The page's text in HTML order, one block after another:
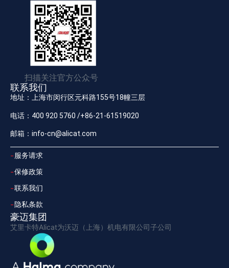
扫描关注官方公众号
联系我们
地址：上海市闵行区元科路155号18幢三层
电话：400 920 5760 /+86-21-61519020
邮箱：info-cn@alicat.com
服务请求
保修政策
联系我们
隐私条款
豪迈集团
艾里卡特Alicat为沃迈（上海）机电有限公司子公司